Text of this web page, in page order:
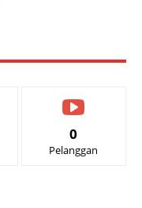
0
Pelanggan